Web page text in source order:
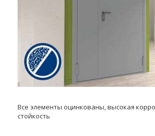
Все элементы оцинкованы, высокая
стойкость